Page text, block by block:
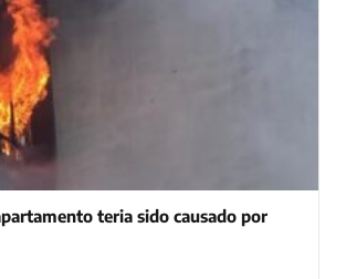
teria sido causado por